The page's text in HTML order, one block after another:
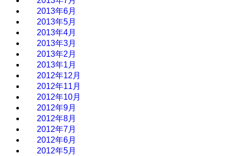
2013年6月
2013年5月
2013年4月
2013年3月
2013年2月
2013年1月
2012年12月
2012年11月
2012年10月
2012年9月
2012年8月
2012年7月
2012年6月
2012年5月